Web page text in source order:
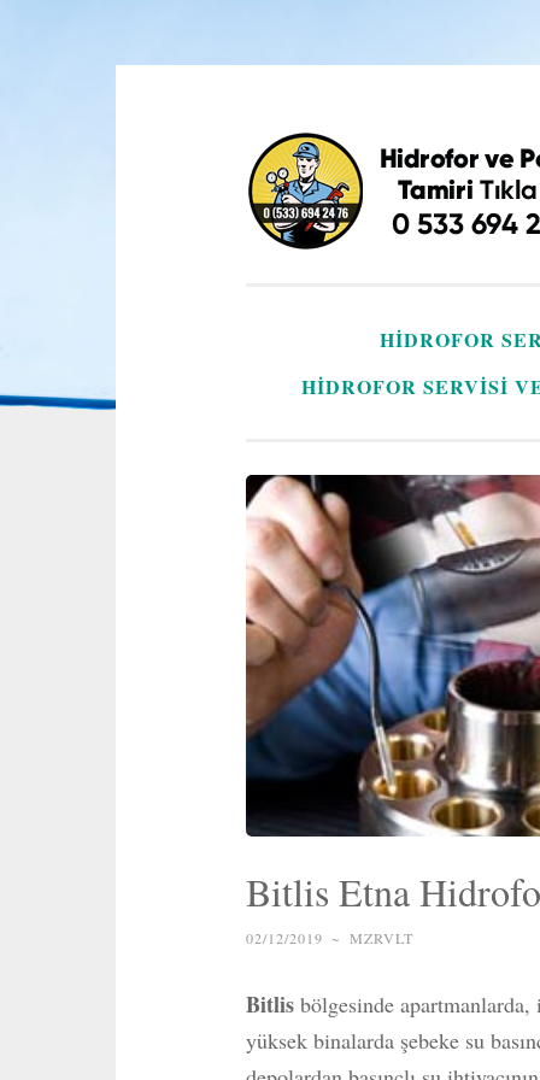
İçeriğe
geç
HIDROFOR
HIDROFOR SERVISI
Bitlis Etna
02/12/2019 ~ MZRVLT
Bitlisbölgesinde
yüksek binalarda şebeke su